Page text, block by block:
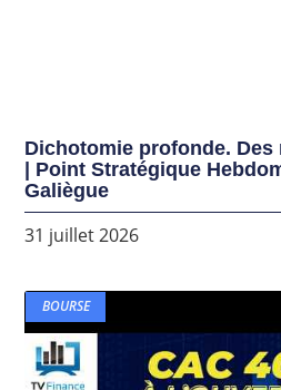
Dichotomie profonde. Des
| Point Stratégique
Galiègue
31 juillet 2026
BOURSE